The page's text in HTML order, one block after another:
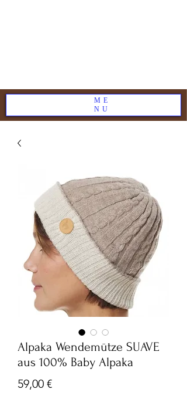
ME
NU
Alpaka Wendemütze SUAVE
aus 100% Baby Alpaka
59,00 €Preis